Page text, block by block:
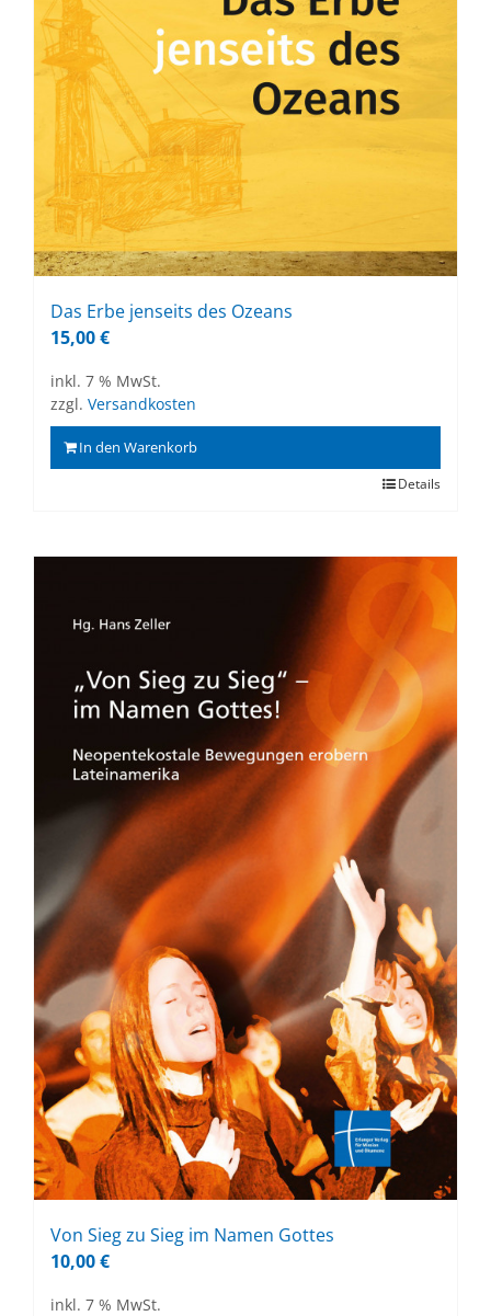
Das Erbe jen­seits des Oze­ans
15,00€
inkl. 7 % MwSt.
zzgl. Versandkosten
In den Warenkorb
Details
Von Sieg zu Sieg im Na­men Got­tes
10,00€
inkl. 7 % MwSt.